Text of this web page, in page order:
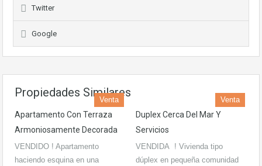
Twitter
Google
Propiedades Similares
Venta
Apartamento Con Terraza
Armoniosamente Decorada
VENDIDO ! Apartamento
haciendo esquina en una
Venta
Duplex Cerca Del Mar Y
Servicios
VENDIDA ! Vivienda tipo
dúplex en pequeña comunidad